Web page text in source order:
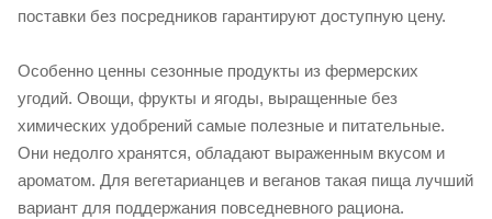
поставки без посредников гарантируют доступную цену.
Особенно ценны сезонные продукты из фермерских
угодий. Овощи, фрукты и ягоды, выращенные без
химических удобрений самые полезные и питательные.
Они недолго хранятся, обладают выраженным вкусом и
ароматом. Для вегетарианцев и веганов такая пища лучший
вариант для поддержания повседневного рациона.